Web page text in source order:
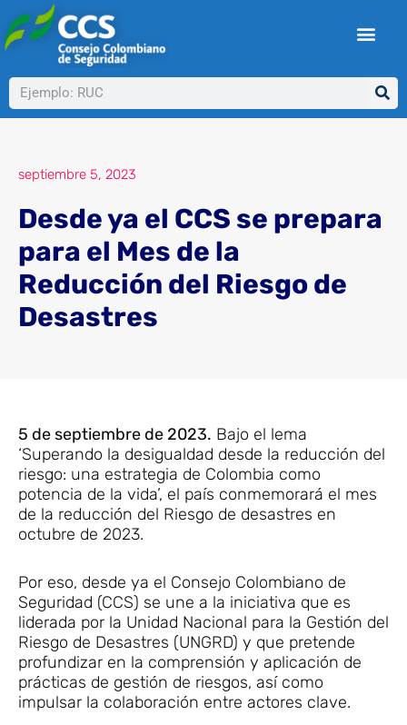
al
contenido
Buscar
septiembre 5, 2023
Desde ya el CCS se prepara
para el Mes de la
Reducción del Riesgo de
Desastres
5 de septiembre de 2023. Bajo el lema
‘Superando la desigualdad desde la reducción del
riesgo: una estrategia de Colombia como
potencia de la vida’, el país conmemorará el mes
de la reducción del Riesgo de desastres en
octubre de 2023.
Por eso, desde ya el Consejo Colombiano de
Seguridad (CCS) se une a la iniciativa que es
liderada por la Unidad Nacional para la Gestión del
Riesgo de Desastres (UNGRD) y que pretende
profundizar en la comprensión y aplicación de
prácticas de gestión de riesgos, así como
impulsar la colaboración entre actores clave.